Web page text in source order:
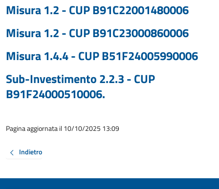
Misura 1.2 - CUP B91C22001480006
Misura 1.2 - CUP B91C23000860006
Misura 1.4.4 - CUP B51F24005990006
Sub-Investimento 2.2.3 - CUP
B91F24000510006.
Pagina aggiornata il 10/10/2025 13:09
Indietro